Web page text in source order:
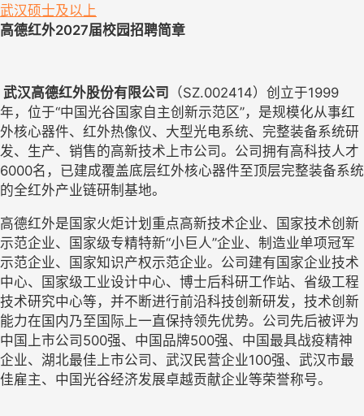
武汉硕士及以上
高德红外2027届校园招聘简章
武汉高德红外股份有限公司
（SZ.002414）创立于1999
年，位于“中国光谷国家自主创新示范区”，是规模化从事红
外核心器件、红外热像仪、大型光电系统、完整装备系统研
发、生产、销售的高新技术上市公司。公司拥有高科技人才
6000名，已建成覆盖底层红外核心器件至顶层完整装备系统
的全红外产业链研制基地。
高德红外是国家火炬计划重点高新技术企业、国家技术创新
示范企业、国家级专精特新“小巨人”企业、制造业单项冠军
示范企业、国家知识产权示范企业。公司建有国家企业技术
中心、国家级工业设计中心、博士后科研工作站、省级工程
技术研究中心等，并不断进行前沿科技创新研发，技术创新
能力在国内乃至国际上一直保持领先优势。公司先后被评为
中国上市公司500强、中国品牌500强、中国最具战疫精神
企业、湖北最佳上市公司、武汉民营企业100强、武汉市最
佳雇主、中国光谷经济发展卓越贡献企业等荣誉称号。